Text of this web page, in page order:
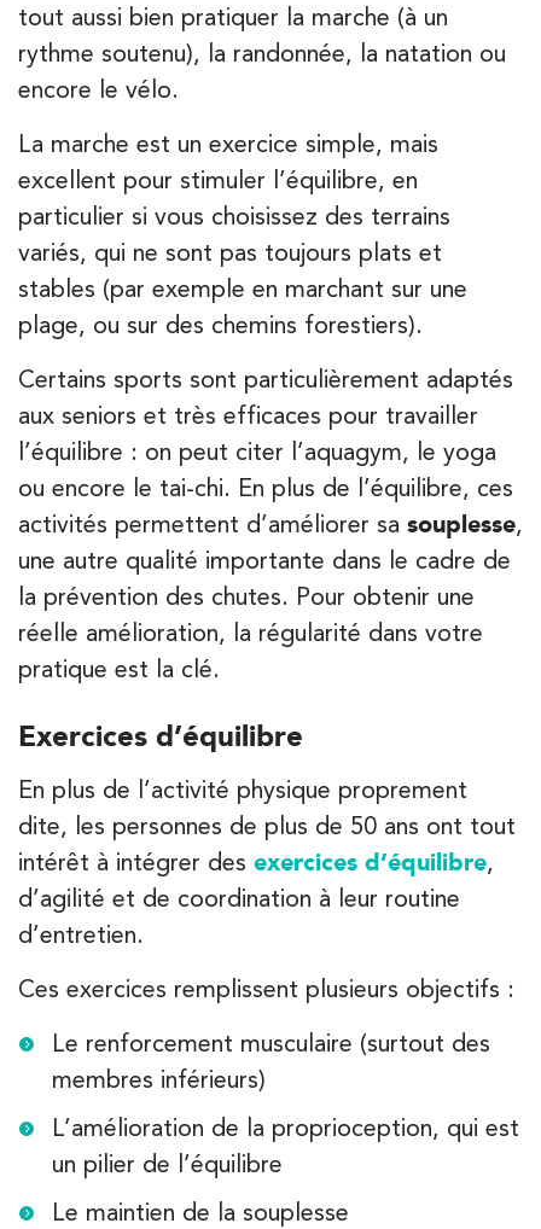
tout aussi bien pratiquer la marche (à un
rythme soutenu), la randonnée, la natation ou
encore le vélo.
La marche est un exercice simple, mais
excellent pour stimuler l’équilibre, en
particulier si vous choisissez des terrains
variés, qui ne sont pas toujours plats et
stables (par exemple en marchant sur une
plage, ou sur des chemins forestiers).
Certains sports sont particulièrement adaptés
aux seniors et très efficaces pour travailler
l’équilibre : on peut citer l’aquagym, le yoga
ou encore le tai-chi. En plus de l’équilibre, ces
activités permettent d’améliorer sa souplesse,
une autre qualité importante dans le cadre de
la prévention des chutes. Pour obtenir une
réelle amélioration, la régularité dans votre
pratique est la clé.
Exercices d’équilibre
En plus de l’activité physique proprement
dite, les personnes de plus de 50 ans ont tout
intérêt à intégrer des exercices d’équilibre,
d’agilité et de coordination à leur routine
d’entretien.
Ces exercices remplissent plusieurs objectifs :
Le renforcement musculaire (surtout des
membres inférieurs)
L’amélioration de la proprioception, qui est
un pilier de l’équilibre
Le maintien de la souplesse
APPELEZ UN INSTITUT IK
APPELEZ UN INSTITUT IK